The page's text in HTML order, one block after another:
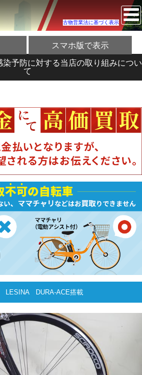
古物営業法に基づく表示
スマホ版で表示
染予防に対する当店の取り組みについ
て
LESINA DURA-ACE搭載